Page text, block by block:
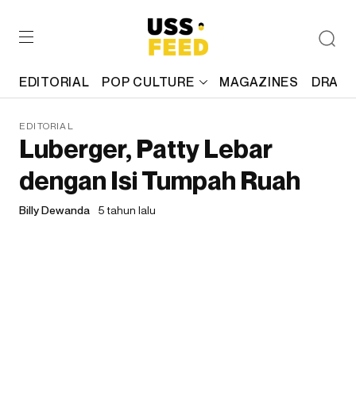
EDITORIAL POP CULTURE MAGAZINES
EDITORIAL
Luberger, Patty Lebar
dengan Isi Tumpah Ruah
Billy Dewanda 5 tahun lalu